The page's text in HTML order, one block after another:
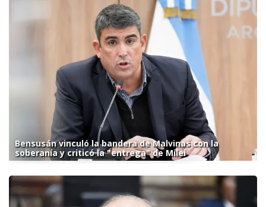
Bensusán vinculó la bandera de Malvinas con la
soberanía y criticó la "entrega" de Milei